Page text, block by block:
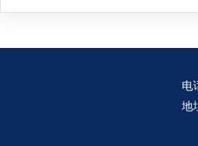
电
地